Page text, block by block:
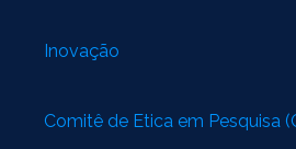
Inovação
Comitê de Ética em Pesquisa